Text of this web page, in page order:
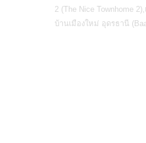
2 (The Nice Townhome
บ้านเมืองใหม่ อุดรธานี